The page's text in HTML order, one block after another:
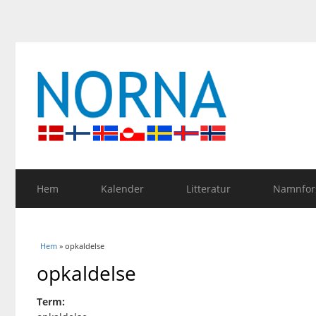
Hem Kalender Litteratur
Du är här
Hem » opkaldelse
opkaldelse
Term: